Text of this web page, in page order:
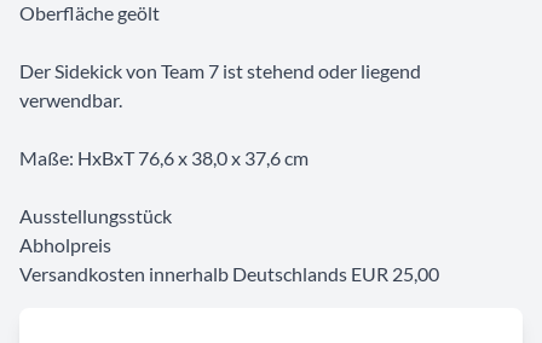
Oberfläche geölt
Der Sidekick von Team 7 ist stehend oder liegend
verwendbar.
Maße: HxBxT 76,6 x 38,0 x 37,6 cm
Ausstellungsstück
Abholpreis
Versandkosten innerhalb Deutschlands EUR 25,00